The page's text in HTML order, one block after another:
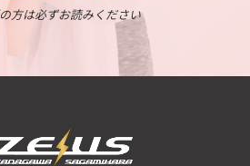
方は必ずお読みください